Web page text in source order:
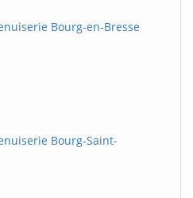
Bourg-en-Bresse
Bourg-Saint-